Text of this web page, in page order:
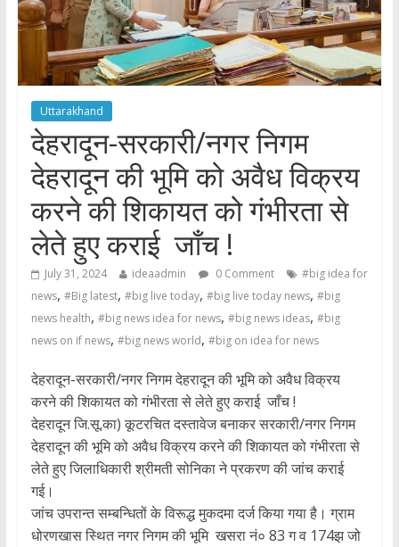
Uttarakhand
देहरादून-सरकारी/नगर निगम
देहरादून की भूमि को अवैध विक्रय
करने की शिकायत को गंभीरता से
लेते हुए कराई जाँच !
July 31, 2024 ideaadmin 0 Comment
#big idea for
news, #Big latest, #big live today, #big live today news, #big
news health, #big news idea for news, #big news ideas, #big
news on if news, #big news world, #big on idea for news
देहरादून-सरकारी/नगर निगम देहरादून की भूमि को अवैध विक्रय
करने की शिकायत को गंभीरता से लेते हुए कराई जाँच !
देहरादून जि.सू.का) कूटरचित दस्तावेज बनाकर सरकारी/नगर निगम
देहरादून की भूमि को अवैध विक्रय करने की शिकायत को गंभीरता से
लेते हुए जिलाधिकारी श्रीमती सोनिका ने प्रकरण की जांच कराई
गई।
जांच उपरान्त सम्बन्धितों के विरूद्ध मुकदमा दर्ज किया गया है। ग्राम
धोरणखास स्थित नगर निगम की भूमि खसरा नं० 83 ग व 174झ जो